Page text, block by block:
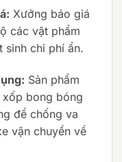
Xưởng báo giá
các vật phẩm
sinh chi phí ẩn.
Sản phẩm
bong bóng
để chống va
vận chuyển về